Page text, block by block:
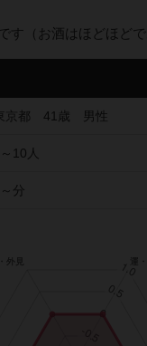
す（お酒はほどほどで
京都 41歳 男性
10人
分